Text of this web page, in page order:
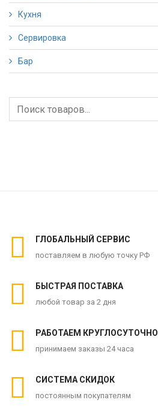
Кухня
Сервировка
Бар
ГЛОБАЛЬНЫЙ СЕРВИС
поставляем в любую точку РФ
БЫСТРАЯ ПОСТАВКА
любой товар за 2 дня
РАБОТАЕМ КРУГЛОСУТОЧНО
принимаем заказы 24 часа
СИСТЕМА СКИДОК
постоянным покупателям